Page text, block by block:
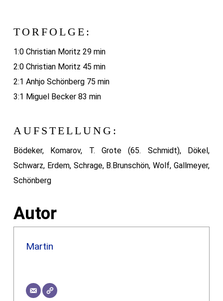
TORFOLGE:
1:0 Christian Moritz 29 min
2:0 Christian Moritz 45 min
2:1 Anhjo Schönberg 75 min
3:1 Miguel Becker 83 min
AUFSTELLUNG:
Bödeker, Komarov, T. Grote (65. Schmidt), Dökel,
Schwarz, Erdem, Schrage, B.Brunschön, Wolf, Gallmeyer,
Schönberg
Autor
Martin